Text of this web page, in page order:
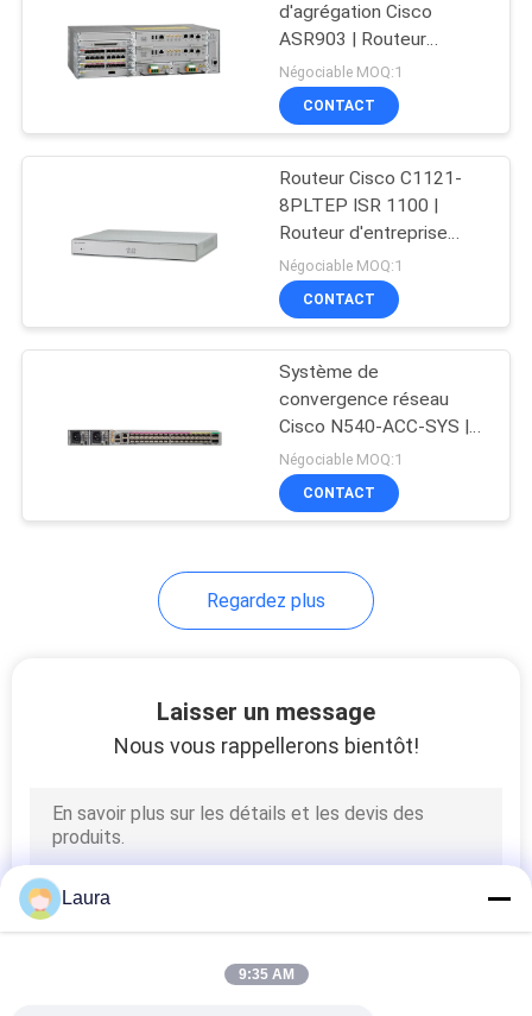
Téléphone d'IP de
Cisco
OSN Huawei
189
de Cisco
Alimentation
d'énergie de Cisco
d'agrégation Cisco
ASR903 | Routeur
d'accès Ethernet
Compact Carrier pour les
réseaux métropolitains
Négociable MOQ:1
CONTACT
Routeur Cisco C1121-
8PLTEP ISR 1100 |
Routeur d'entreprise
avancé Gigabit LTE à 8
ports
Négociable MOQ:1
CONTACT
Système de
convergence réseau
Cisco N540-ACC-SYS |
Accessoires et
composants système
pour les routeurs
Négociable MOQ:1
CONTACT
Regardez plus
Laisser un message
Nous vous rappellerons bientôt!
Laura
9:35 AM